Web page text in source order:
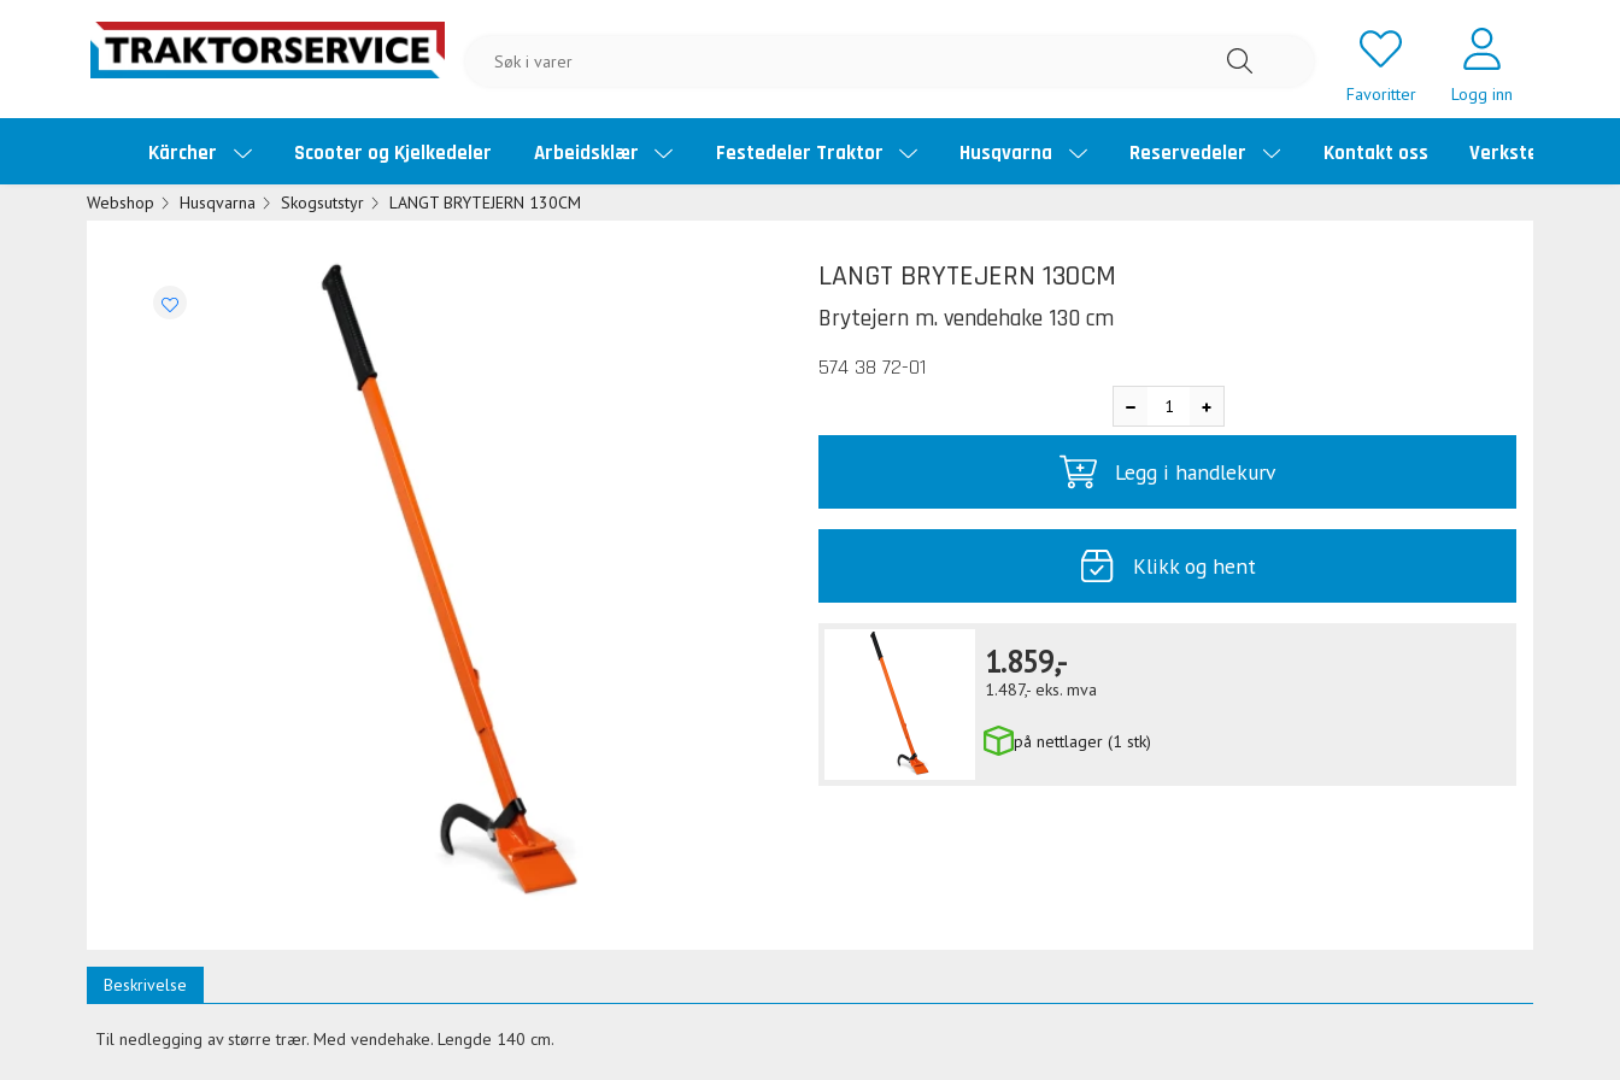
Favoritter Logg inn
Kärcher Scooter og Kjelkedeler Arbeidsklær Festedeler Traktor Husqvarna Reservedeler Kontakt oss Verkstedtime
Webshop Husqvarna Skogsutstyr LANGT BRYTEJERN 130CM
LANGT BRYTEJERN 130CM
Brytejern m. vendehake 130 cm
574 38 72-01
Legg i handlekurv
Klikk og hent
1.859,-
1.487,- eks. mva
på nettlager (1 stk)
Beskrivelse
Til nedlegging av større trær. Med vendehake. Lengde 140 cm.